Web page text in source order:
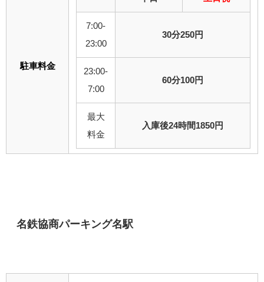
駐車料金
7:00-
23:00
30分250円
23:00-
7:00
60分100円
最大
料金
入庫後24時間1850円
名鉄協商パーキング名駅